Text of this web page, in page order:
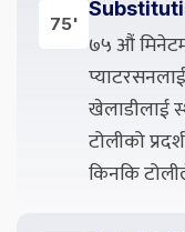
75'
७५ औं
खेलाडीलाई
टोलीको
किनकि